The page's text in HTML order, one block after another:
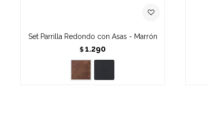
Set Parrilla Redondo con Asas - Marrón
$ 1.290